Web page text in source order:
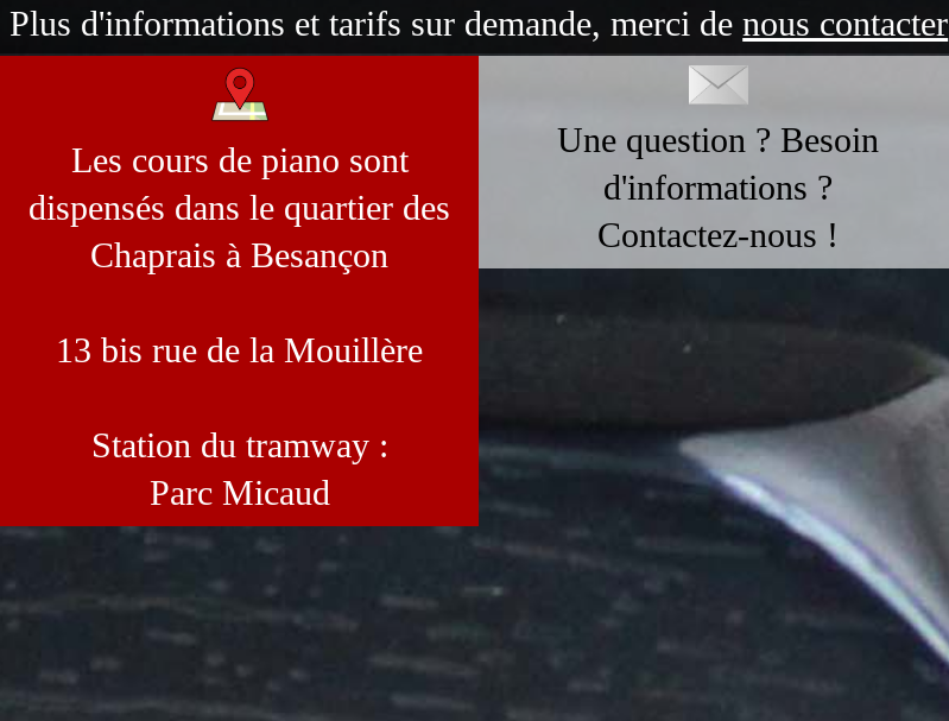
Plus d'informations et tarifs sur demande, merci denous contacter
Les cours de piano sont
dispensés dans le quartier des
Chaprais à Besançon
13 bis rue de la Mouillère
Station du tramway :
Parc Micaud
Une question ? Besoin
d'informations ?
Contactez-nous !